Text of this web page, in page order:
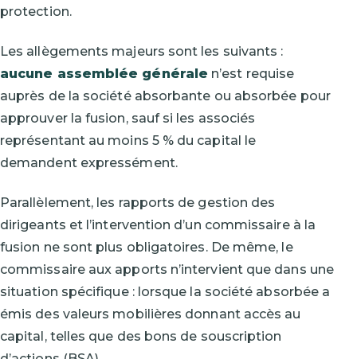
protection.
Les allègements majeurs sont les suivants :
aucune assemblée générale n’est requise
auprès de la société absorbante ou absorbée pour
approuver la fusion, sauf si les associés
représentant au moins 5 % du capital le
demandent expressément.
Parallèlement, les rapports de gestion des
dirigeants et l’intervention d’un commissaire à la
fusion ne sont plus obligatoires. De même, le
commissaire aux apports n’intervient que dans une
situation spécifique : lorsque la société absorbée a
émis des valeurs mobilières donnant accès au
capital, telles que des bons de souscription